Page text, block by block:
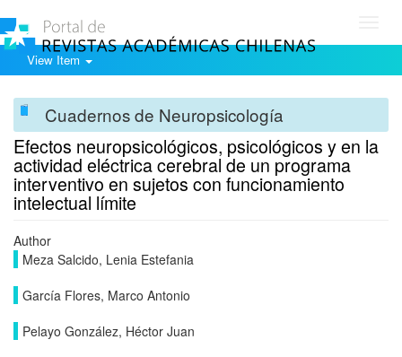
View Item
Cuadernos de Neuropsicología
Efectos neuropsicológicos, psicológicos y en la
actividad eléctrica cerebral de un programa
interventivo en sujetos con funcionamiento
intelectual límite
Author
Meza Salcido, Lenia Estefania
García Flores, Marco Antonio
Pelayo González, Héctor Juan